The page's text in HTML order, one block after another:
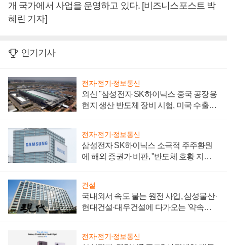
개 국가에서 사업을 운영하고 있다. [비즈니스포스트 박
혜린 기자]
인기기사
전자·전기·정보통신
외신 "삼성전자 SK하이닉스 중국 공장용
현지 생산 반도체 장비 시험, 미국 수출통
전자·전기·정보통신
삼성전자 SK하이닉스 소극적 주주환원
에 해외 증권가 비판, "반도체 호황 지속
건설
국내외서 속도 붙는 원전 사업, 삼성물산·
현대건설·대우건설에 다가오는 '약속의
전자·전기·정보통신